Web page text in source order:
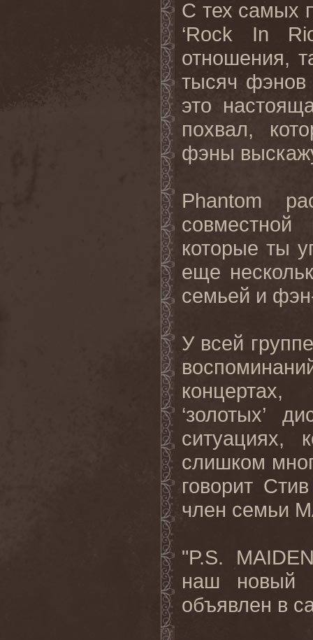
С тех самых
‘Rock In
отношения,
тысяч фэнов
это
похвал,
фэны
Phantom
совместной
которые ты
еще
семьей и фэн
У всей
концертах,
‘золотых’
ситуациях,
слишком
говорит
член семьи
"P.S.
наш новый
объявлен в